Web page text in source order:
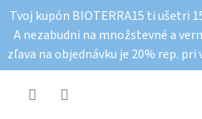
obsah
Tvoj kupón BIOTERRA15 ti ušetri
A nezabudni na množstevné a
zľava na objednávku je 20% rep. pri